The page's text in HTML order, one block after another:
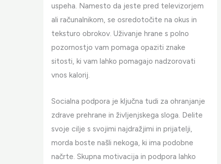
uspeha. Namesto da jeste pred televizorjem
ali računalnikom, se osredotočite na okus in
teksturo obrokov. Uživanje hrane s polno
pozornostjo vam pomaga opaziti znake
sitosti, ki vam lahko pomagajo nadzorovati
vnos kalorij.
Socialna podpora je ključna tudi za ohranjanje
zdrave prehrane in življenjskega sloga. Delite
svoje cilje s svojimi najdražjimi in prijatelji,
morda boste našli nekoga, ki ima podobne
načrte. Skupna motivacija in podpora lahko